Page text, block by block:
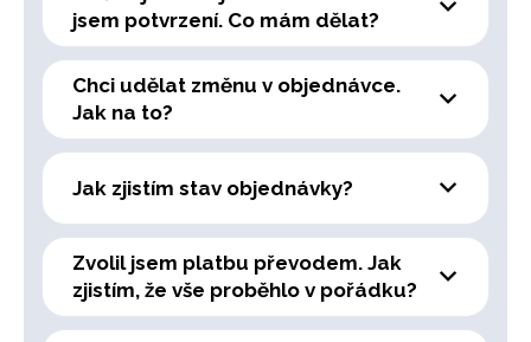
jsem potvrzení. Co mám dělat?
Chci udělat změnu v objednávce.
Jak na to?
Jak zjistím stav objednávky?
Zvolil jsem platbu převodem. Jak
zjistím, že vše proběhlo v pořádku?